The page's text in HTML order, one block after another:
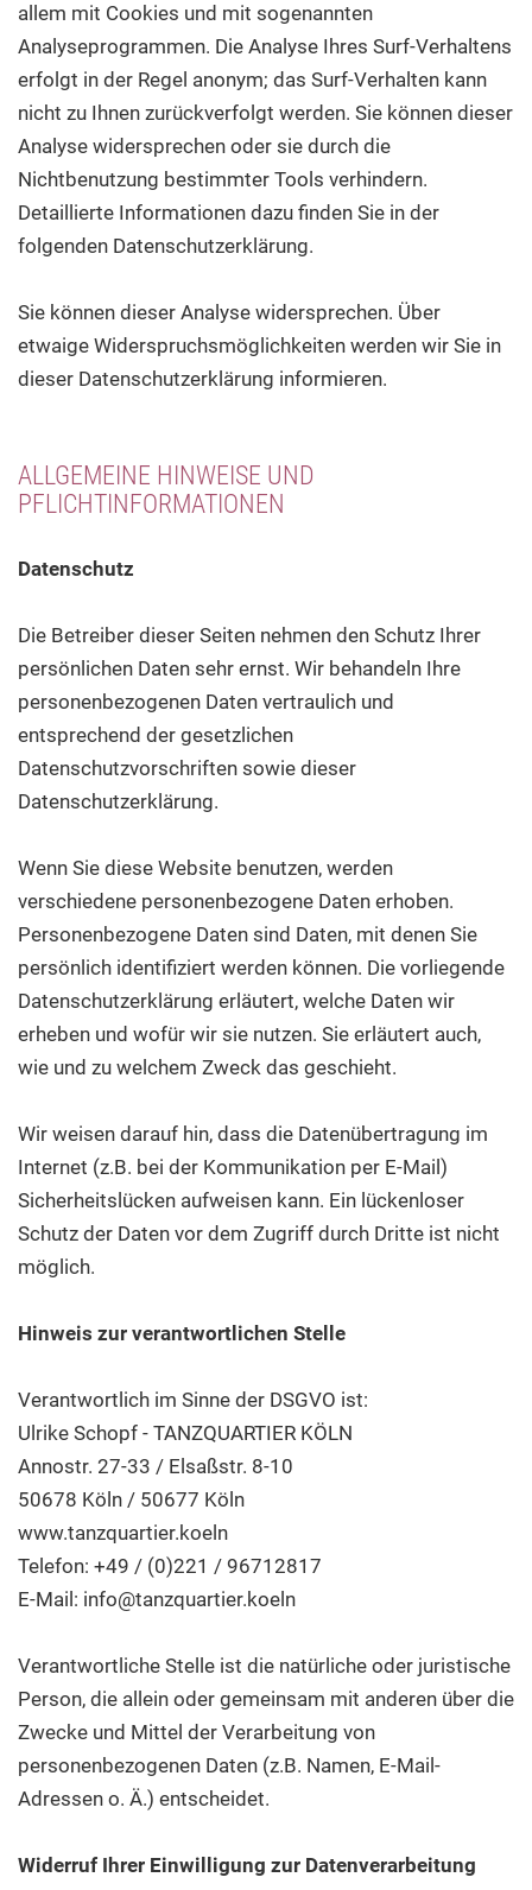
allem mit Cookies und mit sogenannten
Analyseprogrammen. Die Analyse Ihres Surf-Verhaltens
erfolgt in der Regel anonym; das Surf-Verhalten kann
nicht zu Ihnen zurückverfolgt werden. Sie können dieser
Analyse widersprechen oder sie durch die
Nichtbenutzung bestimmter Tools verhindern.
Detaillierte Informationen dazu finden Sie in der
folgenden Datenschutzerklärung.
Sie können dieser Analyse widersprechen. Über
etwaige Widerspruchsmöglichkeiten werden wir Sie in
dieser Datenschutzerklärung informieren.
ALLGEMEINE HINWEISE UND
PFLICHTINFORMATIONEN
Datenschutz
Die Betreiber dieser Seiten nehmen den Schutz Ihrer
persönlichen Daten sehr ernst. Wir behandeln Ihre
personenbezogenen Daten vertraulich und
entsprechend der gesetzlichen
Datenschutzvorschriften sowie dieser
Datenschutzerklärung.
Wenn Sie diese Website benutzen, werden
verschiedene personenbezogene Daten erhoben.
Personenbezogene Daten sind Daten, mit denen Sie
persönlich identifiziert werden können. Die vorliegende
Datenschutzerklärung erläutert, welche Daten wir
erheben und wofür wir sie nutzen. Sie erläutert auch,
wie und zu welchem Zweck das geschieht.
Wir weisen darauf hin, dass die Datenübertragung im
Internet (z.B. bei der Kommunikation per E-Mail)
Sicherheitslücken aufweisen kann. Ein lückenloser
Schutz der Daten vor dem Zugriff durch Dritte ist nicht
möglich.
Hinweis zur verantwortlichen Stelle
Verantwortlich im Sinne der DSGVO ist:
Ulrike Schopf - TANZQUARTIER KÖLN
Annostr. 27-33 / Elsaßstr. 8-10
50678 Köln / 50677 Köln
www.tanzquartier.koeln
Telefon: +49 / (0)221 / 96712817
E-Mail: info@tanzquartier.koeln
Verantwortliche Stelle ist die natürliche oder juristische
Person, die allein oder gemeinsam mit anderen über die
Zwecke und Mittel der Verarbeitung von
personenbezogenen Daten (z.B. Namen, E-Mail-
Adressen o. Ä.) entscheidet.
Widerruf Ihrer Einwilligung zur Datenverarbeitung